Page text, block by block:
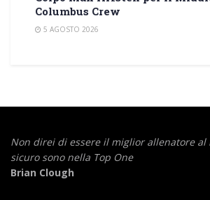
Columbus Crew
5 AGOSTO 2026
Non direi di essere il miglior allenatore al
sicuro sono nella Top One
Brian Clough